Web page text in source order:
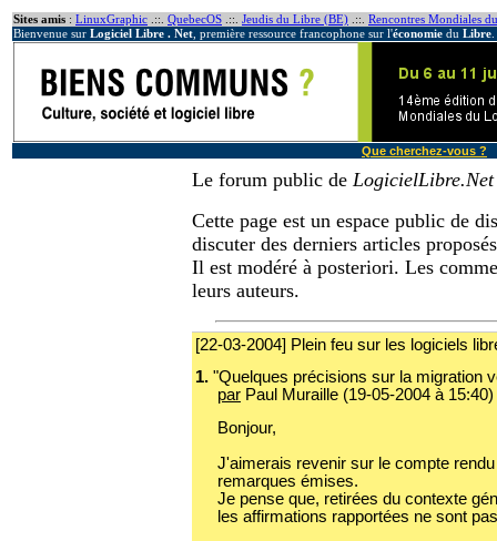
Sites amis : LinuxGraphic .::. QuebecOS .::. Jeudis du Libre (BE) .::. Rencontres Mondiales
Bienvenue sur Logiciel Libre . Net , première ressource francophone sur l'économie du Libre
Que cherchez-vous ?
Le forum public de LogicielLibre.Net
Cette page est un espace public de
discuter des derniers articles
Il est modéré à posteriori. Les
leurs auteurs.
[22-03-2004] Plein feu sur les logiciels
1. "Quelques précisions sur la migration
par Paul Muraille (19-05-2004 à 15:40)
Bonjour,
J'aimerais revenir sur le compte
remarques émises.
Je pense que, retirées du contexte
les affirmations rapportées ne sont